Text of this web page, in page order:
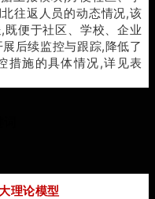
往返人员的动态情况,该
便于社区、学校、企业
后续监控与跟踪,降低了
措施的具体情况,详见表
理论模型